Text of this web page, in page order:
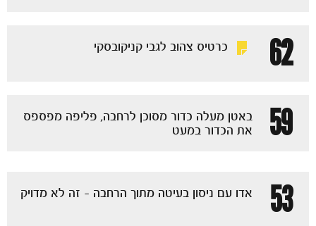
62 כרטיס צהוב לגבי קניקובסקי
59
באטן מעלה כדור מסוכן לרחבה, פליפה מפספס
את הכדור במעט
53 אדו עם ניסון בעיטה מתוך הרחבה - זה לא מדויק